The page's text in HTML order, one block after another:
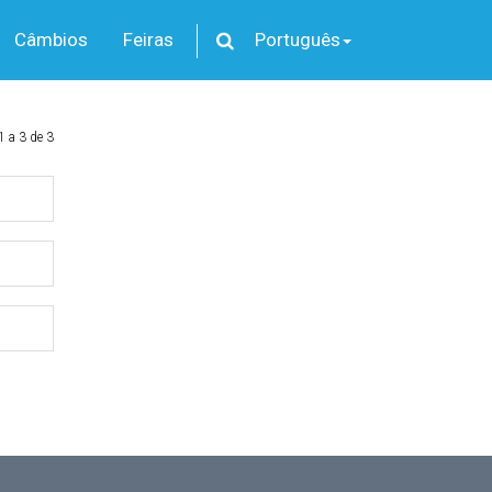
Câmbios Feiras Português
a 3 de 3